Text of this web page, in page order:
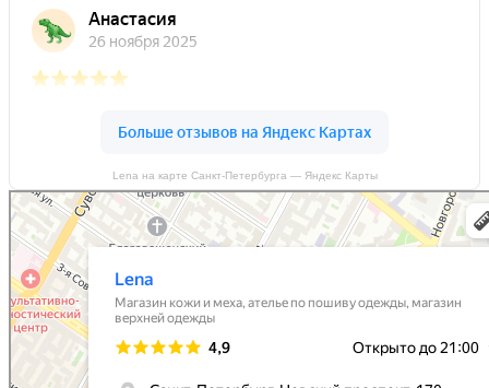
Lena на карте Санкт‑Петербурга — Яндекс Карты